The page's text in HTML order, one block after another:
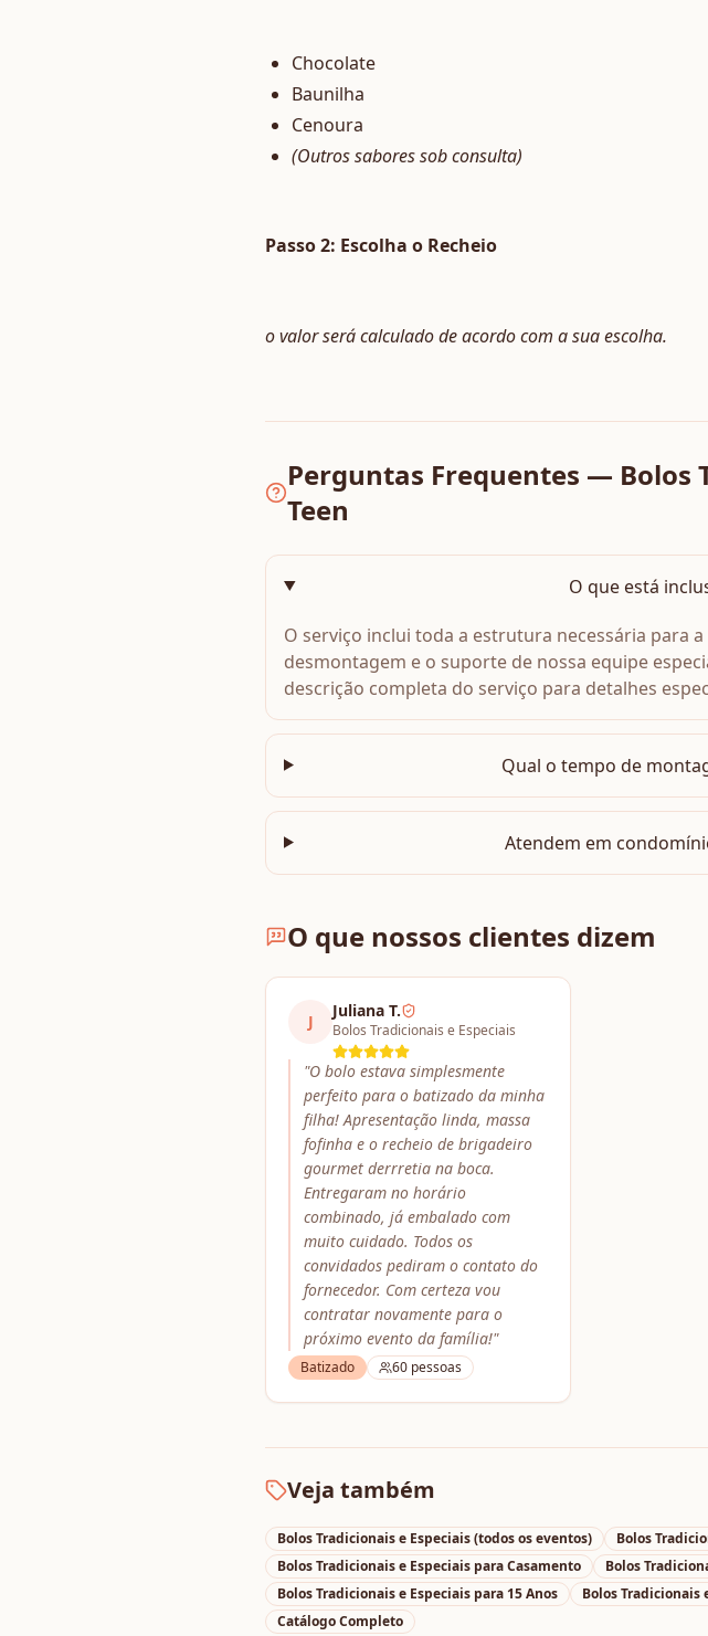
Chocolate
Baunilha
Cenoura
(Outros sabores sob consulta)
Passo 2: Escolha o Recheio
o valor será calculado de acordo com a sua escolha.
Perguntas Frequentes — Bolos
Teen
O que está
O serviço inclui toda a estrutura necessária para
desmontagem e o suporte de nossa equipe
descrição completa do serviço para detalhes
Qual o tempo de
Atendem em
O que nossos clientes dizem
J
Juliana T.
Bolos Tradicionais e Especiais
"O bolo estava simplesmente
perfeito para o batizado da minha
filha! Apresentação linda, massa
fofinha e o recheio de brigadeiro
gourmet derrretia na boca.
Entregaram no horário
combinado, já embalado com
muito cuidado. Todos os
convidados pediram o contato do
fornecedor. Com certeza vou
contratar novamente para o
próximo evento da família!"
Batizado 60 pessoas
Veja também
Bolos Tradicionais e Especiais(todos os eventos) Bolos
Bolos Tradicionais e Especiais paraCasamento Bolos
Bolos Tradicionais e Especiais para 15 Anos Bolos Tradicionais
Catálogo Completo